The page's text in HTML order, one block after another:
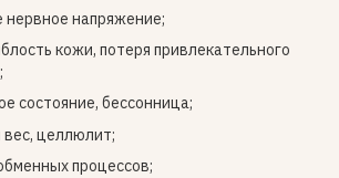
напряжение;
кожи, потеря привлекательного
состояние, бессонница;
целлюлит;
процессов;